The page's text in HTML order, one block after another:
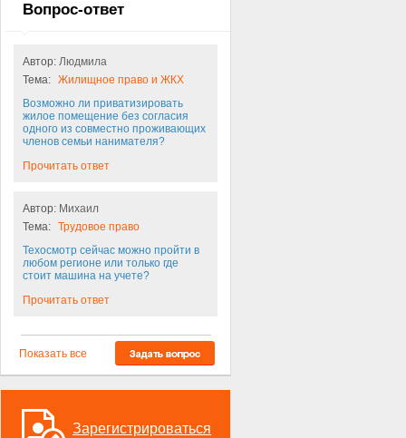
Вопрос-ответ
Автор: Людмила
Тема: Жилищное право и ЖКХ
Возможно ли приватизировать
жилое помещение без согласия
одного из совместно проживающих
членов семьи нанимателя?
Прочитать ответ
Автор: Михаил
Тема: Трудовое право
Техосмотр сейчас можно пройти в
любом регионе или только где
стоит машина на учете?
Прочитать ответ
Показать все
Зарегистрироваться